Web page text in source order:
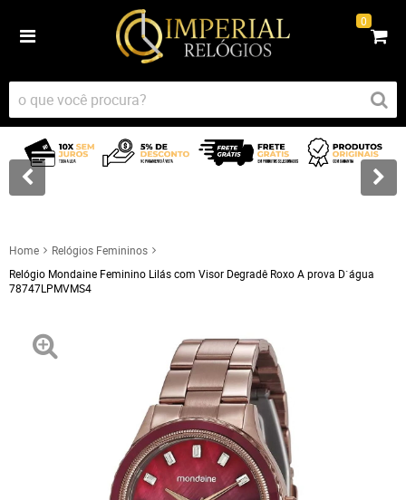
0
Home
Relógios Femininos
Relógio Mondaine Feminino Lilás com Visor Degradê Roxo A prova D`água
78747LPMVMS4